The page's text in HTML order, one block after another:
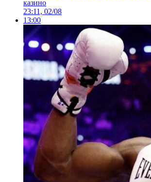
казино
23:11, 02/08
13:00